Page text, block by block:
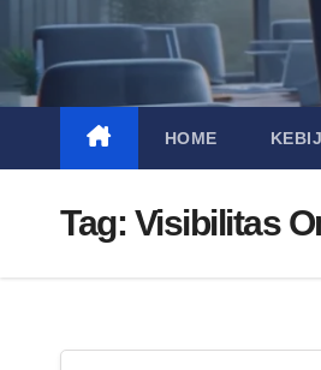
HOME
Tag: Visibilitas